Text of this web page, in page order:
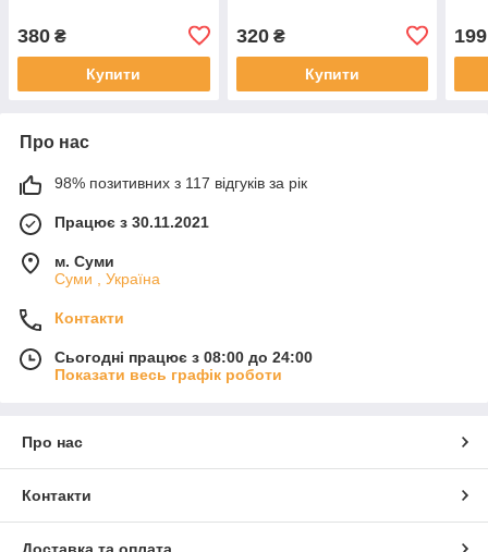
380 ₴
Купити
320₴
Купити
199
Про нас
98% позитивних з 117 відгуків за рік
Працює з 30.11.2021
м. Суми
Суми , Україна
Контакти
Сьогодні працює з 08:00 до 24:00
Показати весь графік роботи
Про нас
Контакти